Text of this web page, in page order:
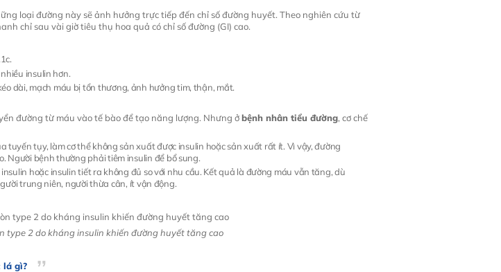
loại đường này sẽ ảnh hưởng trực tiếp đến chỉ số đường huyết. Theo nghiên cứu từ
chỉ sau vài giờ tiêu thụ hoa quả có chỉ số đường (GI) cao.
insulin hơn.
dài, mạch máu bị tổn thương, ảnh hưởng tim, thận, mắt.
đường từ máu vào tế bào để tạo năng lượng. Nhưng ởbệnh nhân tiểu đường, cơ chế
tụy, làm cơ thể không sản xuất được insulin hoặc sản xuất rất ít. Vì vậy, đường
Người bệnh thường phải tiêm insulin để bổ sung.
hoặc insulin tiết ra không đủ so với nhu cầu. Kết quả là đường máu vẫn tăng, dù
trung niên, người thừa cân, ít vận động.
type 2 do kháng insulin khiến đường huyết tăng cao
lá gì?